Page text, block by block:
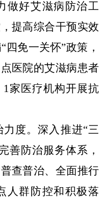
做好艾滋病防治工
提高综合干预实效
“ 四免一关怀”政策，
医院的艾滋病患者
1 家医疗机构开展抗
力度。深入推进“三
善防治服务体系，
查普治、全面推行
人群防控和积极落